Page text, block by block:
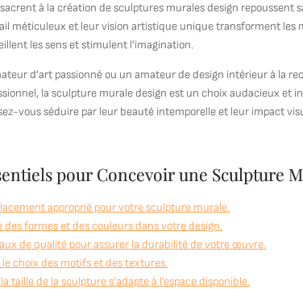
à la création de sculptures murales design repoussent
méticuleux et leur vision artistique unique transforment
les sens et stimulent l’imagination.
d’art passionné ou un amateur de design intérieur à la
la sculpture murale design est un choix audacieux et
vous séduire par leur beauté intemporelle et leur impact
pour Concevoir une Sculpture
approprié pour votre sculpture murale.
des formes et des couleurs dans votre design.
de qualité pour assurer la durabilité de votre œuvre.
choix des motifs et des textures.
taille de la sculpture s’adapte à l’espace disponible.